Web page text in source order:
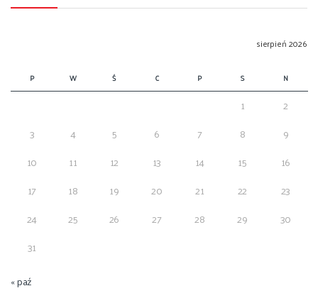
sierpień 2026
P W Ś C P S N
1
2
3
4 5 6 7 8
9
10
11 12 13 14 15
16
17
18 19 20 21 22
23
24
25 26 27 28 29
30
31
« paź